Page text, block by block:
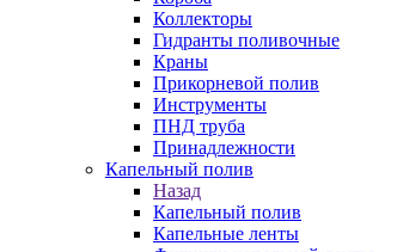
Коллекторы
Гидранты поливочные
Краны
Прикорневой полив
Инструменты
ПНД труба
Принадлежности
Капельный полив
Назад
Капельный полив
Капельные ленты